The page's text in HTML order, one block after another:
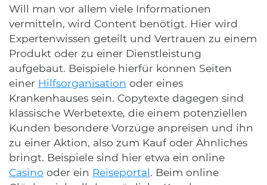
Will man vor allem viele Informationen
vermitteln, wird Content benötigt. Hier wird
Expertenwissen geteilt und Vertrauen zu einem
Produkt oder zu einer Dienstleistung
aufgebaut. Beispiele hierfür können Seiten
einer Hilfsorganisation oder eines
Krankenhauses sein. Copytexte dagegen sind
klassische Werbetexte, die einem potenziellen
Kunden besondere Vorzüge anpreisen und ihn
zu einer Aktion, also zum Kauf oder Ähnliches
bringt. Beispiele sind hier etwa ein online
Casino oder ein Reiseportal. Beim online